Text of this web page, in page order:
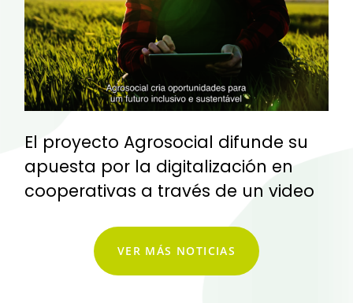
El proyecto Agrosocial difunde su
apuesta por la digitalización en
cooperativas a través de un video
VER MÁS NOTICIAS